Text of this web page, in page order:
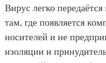
Вирус легко
там, где появляется
носителей и не
изоляции и